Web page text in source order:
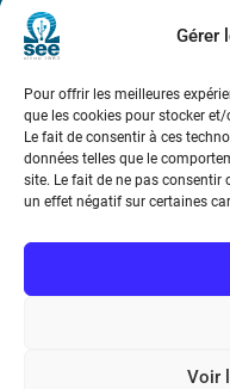
Gérer
Pour offrir les meilleures
que les cookies pour stocker
Le fait de consentir à ces
données telles que le
site. Le fait de ne pas consentir
un effet négatif sur certaines
Voir
Bicentenaire des
Marie Ampère
Conditions
17 rue de l’Amiral
Métro : « Boissière »
Téléphone : (+33) 1 56
N° de SIREN : 785 393